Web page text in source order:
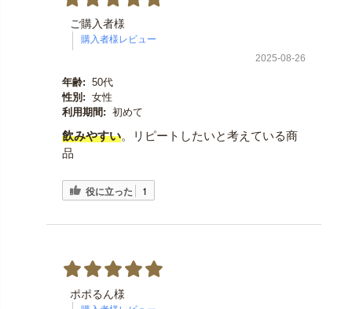
ご購入者様
2025-08-26
年齢: 50代
性別: 女性
利用期間: 初めて
飲みやすい。リピートしたいと考えている商
品
役に立った 1
ポポるん様